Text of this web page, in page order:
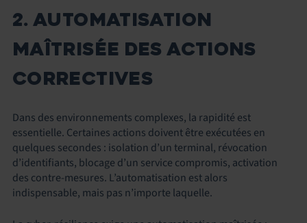
2. AUTOMATISATION
MAÎTRISÉE DES ACTIONS
CORRECTIVES
Dans des environnements complexes, la rapidité est
essentielle. Certaines actions doivent être exécutées en
quelques secondes : isolation d’un terminal, révocation
d’identifiants, blocage d’un service compromis, activation
des contre‑mesures. L’automatisation est alors
indispensable, mais pas n’importe laquelle.